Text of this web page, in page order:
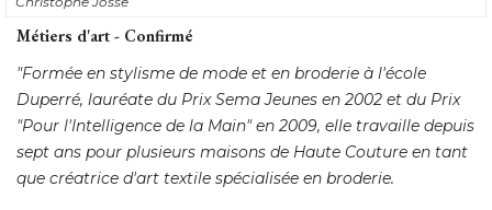
Métiers d'art - Confirmé
"Formée en stylisme de mode et en broderie à l'école
Duperré, lauréate du Prix Sema Jeunes en 2002 et du Prix
"Pour l'Intelligence de la Main" en 2009, elle travaille depuis
sept ans pour plusieurs maisons de Haute Couture en tant
que créatrice d'art textile spécialisée en broderie.